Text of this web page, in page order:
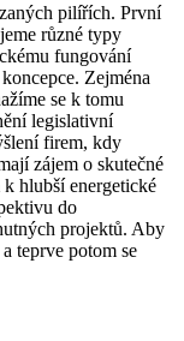
pilířích. První
různé typy
fungování
Zejména
se k tomu
legislativní
firem, kdy
zájem o skutečné
hlubší energetické
do
projektů. Aby
teprve potom se